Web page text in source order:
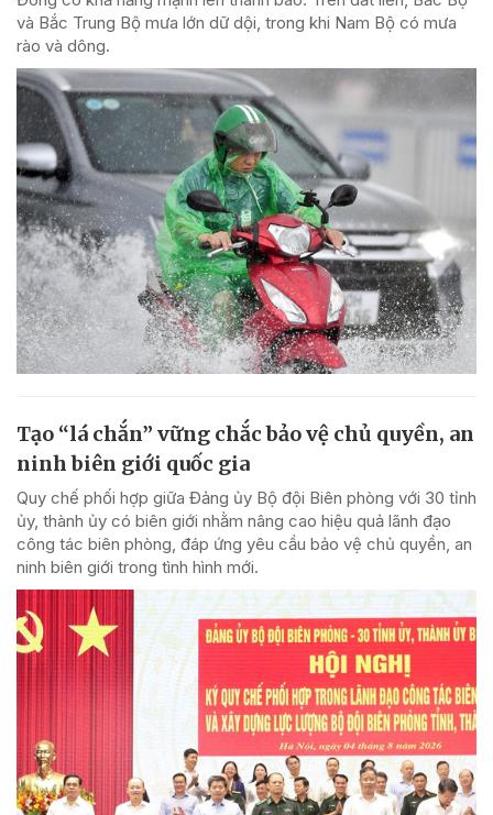
và Bắc Trung Bộ mưa lớn dữ dội, trong khi Nam Bộ có mưa
rào và dông.
Tạo “lá chắn” vững chắc bảo vệ chủ quyền, an
ninh biên giới quốc gia
Quy chế phối hợp giữa Đảng ủy Bộ đội Biên phòng với 30 tỉnh
ủy, thành ủy có biên giới nhằm nâng cao hiệu quả lãnh đạo
công tác biên phòng, đáp ứng yêu cầu bảo vệ chủ quyền, an
ninh biên giới trong tình hình mới.